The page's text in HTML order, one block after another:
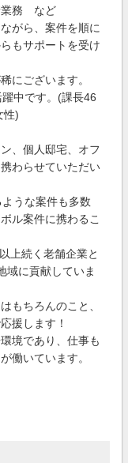
業務 など
がら、案件を順に
もサポートを受け
にございます。
中です。(課長46
性)
、個人邸宅、オフ
わらせていただい
うな案件も多数
ル案件に携わるこ
上続く老舗企業と
域に貢献していま
もちろんのこと、
援します！
境であり、仕事も
働いています。